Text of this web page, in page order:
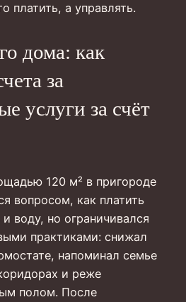
платить, а управлять.
дома: как
за
услуги за счёт
120 м² в пригороде
вопросом, как платить
воду, но ограничивался
практиками: снижал
напоминал семье
и реже
полом. После